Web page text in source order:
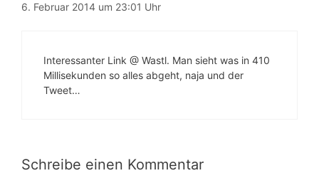
6. Februar 2014 um 23:01 Uhr
Interessanter Link @ Wastl. Man sieht was in 410
Millisekunden so alles abgeht, naja und der
Tweet…
Schreibe einen Kommentar